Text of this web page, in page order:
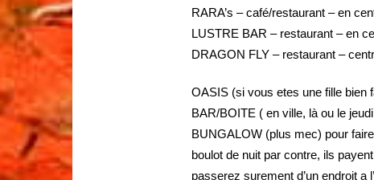
RARA’s – café/restaurant – en
LUSTRE BAR – restaurant – en
DRAGON FLY – restaurant –
OASIS (si vous etes une fille bien
BAR/BOITE ( en ville, là ou le
BUNGALOW (plus mec) pour
boulot de nuit par contre, ils
passerez surement d’un endroit a